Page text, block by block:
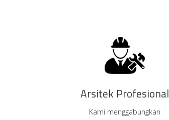
Arsitek Profesional
Kami menggabungkan